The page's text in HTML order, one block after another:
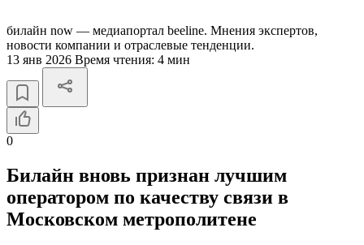
билайн now — медиапортал beeline. Мнения экспертов,
новости компании и отраслевые тенденции.
13 янв 2026 Время чтения: 4 мин
0
Билайн вновь признан лучшим
оператором по качеству связи в
Московском метрополитене